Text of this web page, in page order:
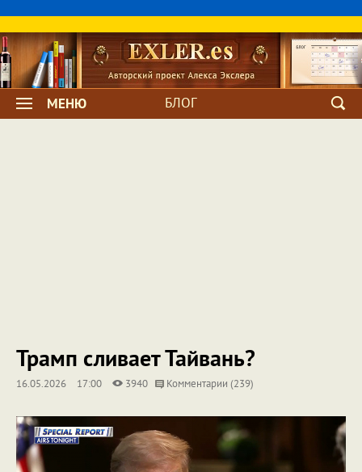
МЕНЮ БЛОГ
Трамп сливает Тайвань?
16.05.2026 17:00 3940 Комментарии (239)